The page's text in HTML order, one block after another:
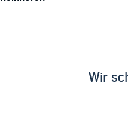
Wir